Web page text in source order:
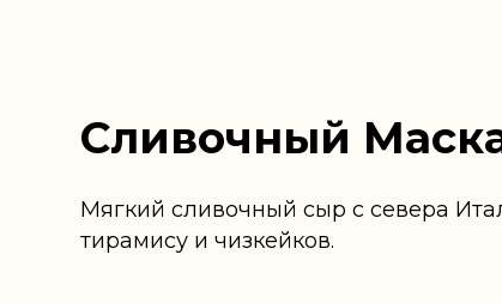
Сливочный
Мягкий сливочный сыр с севера
тирамису и чизкейков.